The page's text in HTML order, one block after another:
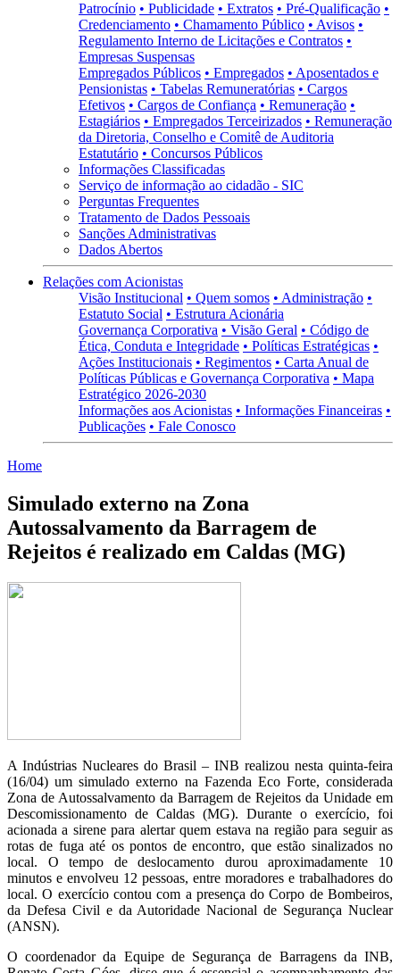
Patrocínio • Publicidade • Extratos • Pré-Qualificação •
Credenciamento • Chamamento Público • Avisos •
Regulamento Interno de Licitações e Contratos •
Empresas Suspensas
Empregados Públicos • Empregados • Aposentados e
Pensionistas • Tabelas Remuneratórias • Cargos
Efetivos • Cargos de Confiança • Remuneração •
Estagiários • Empregados Terceirizados • Remuneração
da Diretoria, Conselho e Comitê de Auditoria
Estatutário • Concursos Públicos
Informações Classificadas
Serviço de informação ao cidadão - SIC
Perguntas Frequentes
Tratamento de Dados Pessoais
Sanções Administrativas
Dados Abertos
Relações com Acionistas
Visão Institucional • Quem somos • Administração •
Estatuto Social • Estrutura Acionária
Governança Corporativa • Visão Geral • Código de
Ética, Conduta e Integridade • Políticas Estratégicas •
Ações Institucionais • Regimentos • Carta Anual de
Políticas Públicas e Governança Corporativa • Mapa
Estratégico 2026-2030
Informações aos Acionistas • Informações Financeiras •
Publicações • Fale Conosco
Home
Simulado externo na Zona
Autossalvamento da Barragem de
Rejeitos é realizado em Caldas (MG)
A Indústrias Nucleares do Brasil – INB realizou nesta quinta-feira
(16/04) um simulado externo na Fazenda Eco Forte, considerada
Zona de Autossalvamento da Barragem de Rejeitos da Unidade em
Descomissionamento de Caldas (MG). Durante o exercício, foi
acionada a sirene para alertar quem estava na região para seguir as
rotas de fuga até os pontos de encontro, que estão sinalizados no
local. O tempo de deslocamento durou aproximadamente 10
minutos e envolveu 12 pessoas, entre moradores e trabalhadores do
local. O exercício contou com a presença do Corpo de Bombeiros,
da Defesa Civil e da Autoridade Nacional de Segurança Nuclear
(ANSN).
O coordenador da Equipe de Segurança de Barragens da INB,